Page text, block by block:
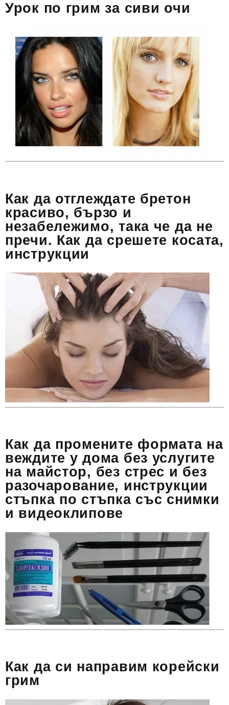
Урок по грим за сиви очи
Как да отглеждате бретон
красиво, бързо и
незабележимо, така че да не
пречи. Как да срешете косата,
инструкции
Как да промените формата на
веждите у дома без услугите
на майстор, без стрес и без
разочарование, инструкции
стъпка по стъпка със снимки
и видеоклипове
Как да си направим корейски
грим